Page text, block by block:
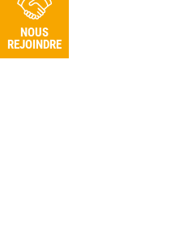
NOUS
REJOINDRE
NOUS
REJOINDRE